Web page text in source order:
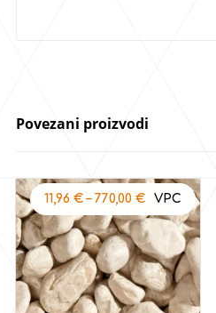
Povezani proizvodi
11,96 €– 770,00 €